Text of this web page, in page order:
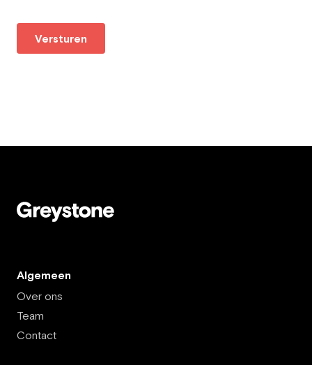
Versturen
Algemeen
Over ons
Team
Contact